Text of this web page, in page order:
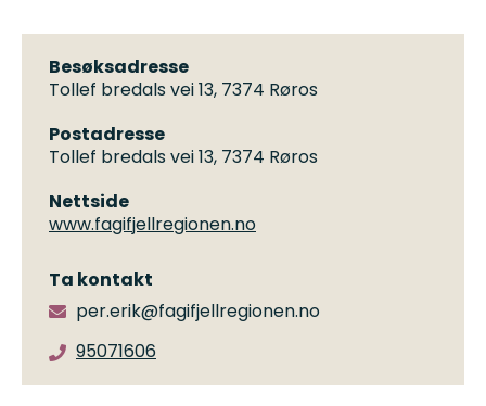
Besøksadresse
Tollef bredals vei 13, 7374 Røros
Postadresse
Tollef bredals vei 13, 7374 Røros
Nettside
www.fagifjellregionen.no
Ta kontakt
per.erik@fagifjellregionen.no
95071606